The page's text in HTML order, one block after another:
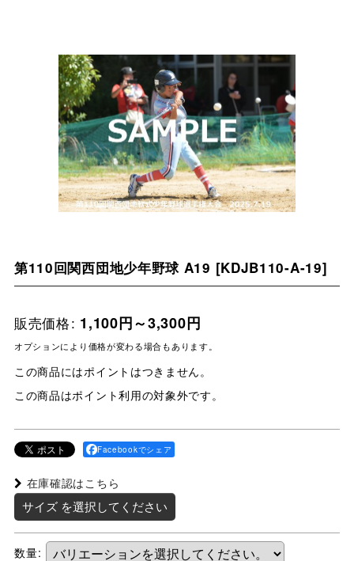
第110回関西団地少年野球 A19 [KDJB110-A-19]
販売価格: 1,100円～3,300円
オプションにより価格が変わる場合もあります。
この商品にはポイントはつきません。
この商品はポイント利用の対象外です。
Facebookでシェア
在庫確認はこちら
サイズ を選択してください
数量: